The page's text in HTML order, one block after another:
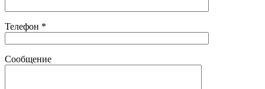
Телефон *
Сообщение